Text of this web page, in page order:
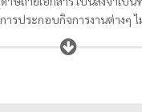
ารประกอบกิจการงานต่างๆ ไ
สถาบันการศึกษา, ธุรกิจโรงพิ
อธุรกิจอื่นๆ จำเป็นต้องใช้กระ